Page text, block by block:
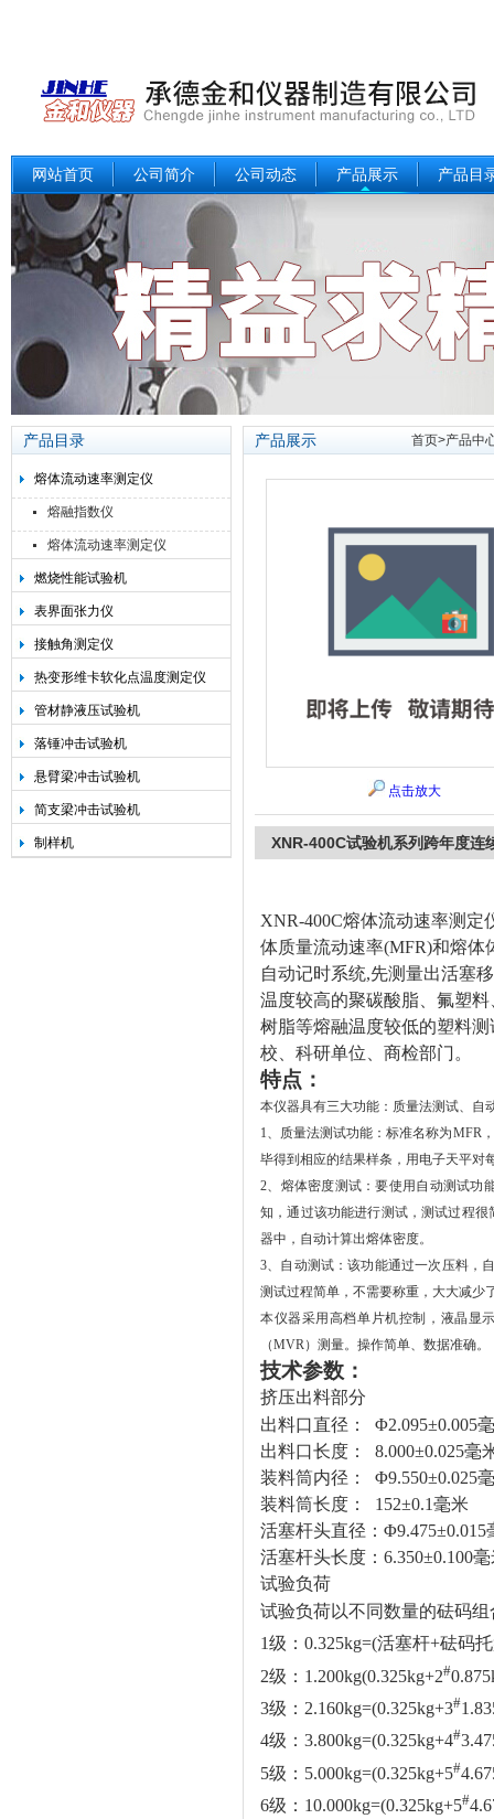
网站首页 公司简介 公司动态 产品展示 产品目
产品目录
熔体流动速率测定仪
熔融指数仪
熔体流动速率测定仪
燃烧性能试验机
表界面张力仪
接触角测定仪
热变形维卡软化点温度测定仪
管材静液压试验机
落锤冲击试验机
悬臂梁冲击试验机
简支梁冲击试验机
制样机
产品展示 首页>产品中
点击放大
XNR-400C试验机系列跨年度连
XNR-400C熔体流动速率测定
体质量流动速率(MFR)和熔
自动记时系统,先测量出活塞
温度较高的聚碳酸脂、氟塑
树脂等熔融温度较低的塑料
校、科研单位、商检部门。
特点：
本仪器具有三大功能：质量法测试、自
1、质量法测试功能：标准名称为MFR
毕得到相应的结果样条，用电子天平对
2、熔体密度测试：要使用自动测试功
知，通过该功能进行测试，测试过程
器中，自动计算出熔体密度。
3、自动测试：该功能通过一次压料，
测试过程简单，不需要称重，大大减少
本仪器采用高档单片机控制，液晶显
（MVR）测量。操作简单、数据准确。
技术参数：
挤压出料部分
出料口直径： Φ2.095±0.005
出料口长度： 8.000±0.025毫
装料筒内径： Φ9.550±0.025
装料筒长度： 152±0.1毫米
活塞杆头直径：Φ9.475±0.015
活塞杆头长度：6.350±0.100
试验负荷
试验负荷以不同数量的砝码
1级：0.325kg=(活塞杆+砝码
2级：1.200kg(0.325kg+2#
3级：2.160kg=(0.325kg+3#
4级：3.800kg=(0.325kg+4#
5级：5.000kg=(0.325kg+5#
6级：10.000kg=(0.325kg+5#